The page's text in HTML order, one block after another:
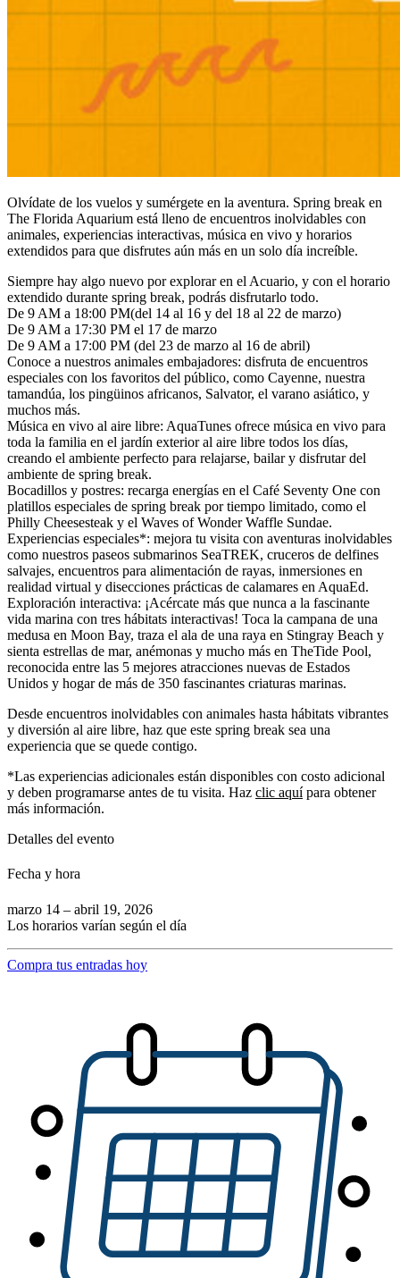
Olvídate de los vuelos y sumérgete en la aventura. Spring break en
The Florida Aquarium está lleno de encuentros inolvidables con
animales, experiencias interactivas, música en vivo y horarios
extendidos para que disfrutes aún más en un solo día increíble.
Siempre hay algo nuevo por explorar en el Acuario, y con el horario
extendido durante spring break, podrás disfrutarlo todo.
De 9 AM a 18:00 PM(del 14 al 16 y del 18 al 22 de marzo)
De 9 AM a 17:30 PM el 17 de marzo
De 9 AM a 17:00 PM (del 23 de marzo al 16 de abril)
Conoce a nuestros animales embajadores: disfruta de encuentros
especiales con los favoritos del público, como Cayenne, nuestra
tamandúa, los pingüinos africanos, Salvator, el varano asiático, y
muchos más.
Música en vivo al aire libre: AquaTunes ofrece música en vivo para
toda la familia en el jardín exterior al aire libre todos los días,
creando el ambiente perfecto para relajarse, bailar y disfrutar del
ambiente de spring break.
Bocadillos y postres: recarga energías en el Café Seventy One con
platillos especiales de spring break por tiempo limitado, como el
Philly Cheesesteak y el Waves of Wonder Waffle Sundae.
Experiencias especiales*: mejora tu visita con aventuras inolvidables
como nuestros paseos submarinos SeaTREK, cruceros de delfines
salvajes, encuentros para alimentación de rayas, inmersiones en
realidad virtual y disecciones prácticas de calamares en AquaEd.
Exploración interactiva: ¡Acércate más que nunca a la fascinante
vida marina con tres hábitats interactivas! Toca la campana de una
medusa en Moon Bay, traza el ala de una raya en Stingray Beach y
sienta estrellas de mar, anémonas y mucho más en TheTide Pool,
reconocida entre las 5 mejores atracciones nuevas de Estados
Unidos y hogar de más de 350 fascinantes criaturas marinas.
Desde encuentros inolvidables con animales hasta hábitats vibrantes
y diversión al aire libre, haz que este spring break sea una
experiencia que se quede contigo.
*Las experiencias adicionales están disponibles con costo adicional
y deben programarse antes de tu visita. Haz clic aquípara obtener
más información.
Detalles del evento
Fecha y hora
marzo 14 – abril 19, 2026
Los horarios varían según el día
Compra tus entradas hoy(Abrir en una pestaña nueva)